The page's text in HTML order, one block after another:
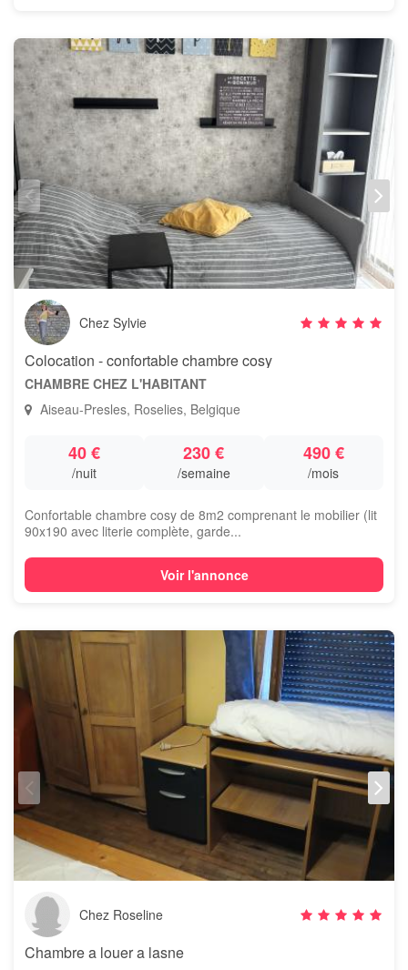
Chez Sylvie
Colocation - confortable chambre cosy
CHAMBRE CHEZ L'HABITANT
Aiseau-Presles, Roselies, Belgique
40 €
/nuit
230 €
/semaine
490 €
/mois
Confortable chambre cosy de 8m2 comprenant le mobilier (lit
90x190 avec literie complète, garde...
Voir l'annonce
Chez Roseline
Chambre a louer a lasne